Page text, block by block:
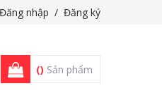
Đăng nhập / Đăng ký
() Sản phẩm